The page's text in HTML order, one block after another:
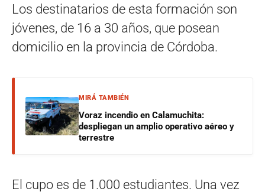
Los destinatarios de esta formación son
jóvenes, de 16 a 30 años, que posean
domicilio en la provincia de Córdoba.
MIRÁ TAMBIÉN
Voraz incendio en Calamuchita:
despliegan un amplio operativo aéreo y
terrestre
El cupo es de 1.000 estudiantes. Una vez